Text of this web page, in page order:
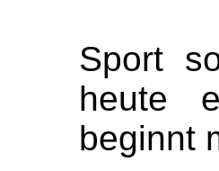
Sport
heute
beginnt